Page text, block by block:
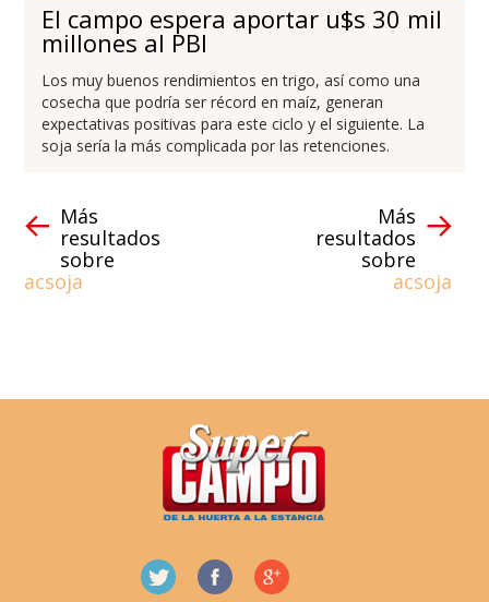
El campo espera aportar u$s 30 mil
millones al PBI
Los muy buenos rendimientos en trigo, así como una
cosecha que podría ser récord en maíz, generan
expectativas positivas para este ciclo y el siguiente. La
soja sería la más complicada por las retenciones.
Más
resultados
sobre
acsoja
Más
resultados
sobre
acsoja